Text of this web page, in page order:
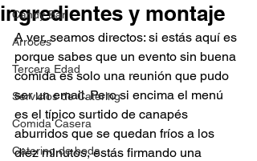
Candy Bar
Arroces
Tercera Edad
Servicios de Catering
Comida Casera
Catering de boda
ingredientes y montaje
A ver, seamos directos: si estás aquí es
porque sabes que un evento sin buena
comida es solo una reunión que pudo
ser un email. Pero si encima el menú
es el típico surtido de canapés
aburridos que se quedan fríos a los
diez minutos, estás firmando una